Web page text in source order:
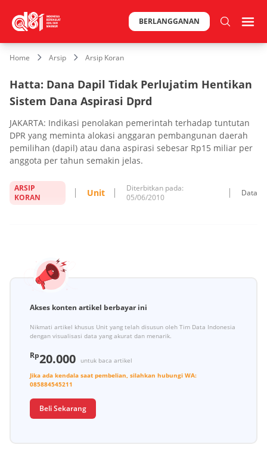
BERLANGGANAN
Home Arsip Arsip Koran
Hatta: Dana Dapil Tidak Perlujatim Hentikan
Sistem Dana Aspirasi Dprd
JAKARTA: Indikasi penolakan pemerintah terhadap tuntutan
DPR yang meminta alokasi anggaran pembangunan daerah
pemilihan (dapil) atau dana aspirasi sebesar Rp15 miliar per
anggota per tahun semakin jelas.
ARSIP
KORAN
Unit
Diterbitkan pada:
05/06/2010
Data
Akses konten artikel berbayar ini
Nikmati artikel khusus Unit yang telah disusun oleh Tim Data Indonesia
dengan visualisasi data yang akurat dan menarik.
Rp20.000
untuk baca artikel
Jika ada kendala saat pembelian, silahkan hubungi WA:
085884545211
Beli Sekarang